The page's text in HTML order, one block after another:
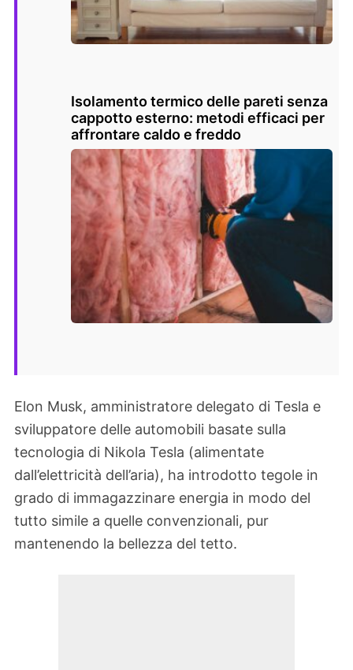
Isolamento termico delle pareti senza
cappotto esterno: metodi efficaci per
affrontare caldo e freddo
Elon Musk, amministratore delegato di Tesla e
sviluppatore delle automobili basate sulla
tecnologia di Nikola Tesla (alimentate
dall’elettricità dell’aria), ha introdotto tegole in
grado di immagazzinare energia in modo del
tutto simile a quelle convenzionali, pur
mantenendo la bellezza del tetto.